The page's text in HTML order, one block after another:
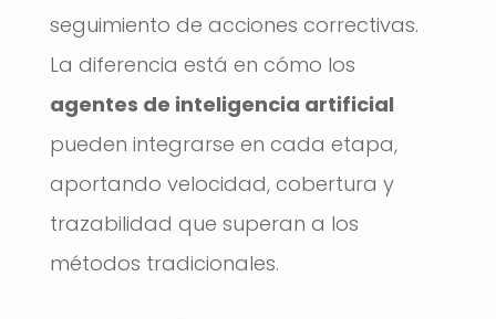
seguimiento de acciones correctivas.
La diferencia está en cómo los
agentes de inteligencia artificial
pueden integrarse en cada etapa,
aportando velocidad, cobertura y
trazabilidad que superan a los
métodos tradicionales.